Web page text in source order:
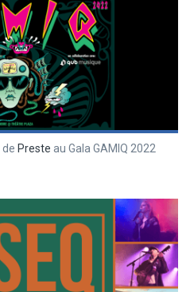
Preste au Gala GAMIQ 2022